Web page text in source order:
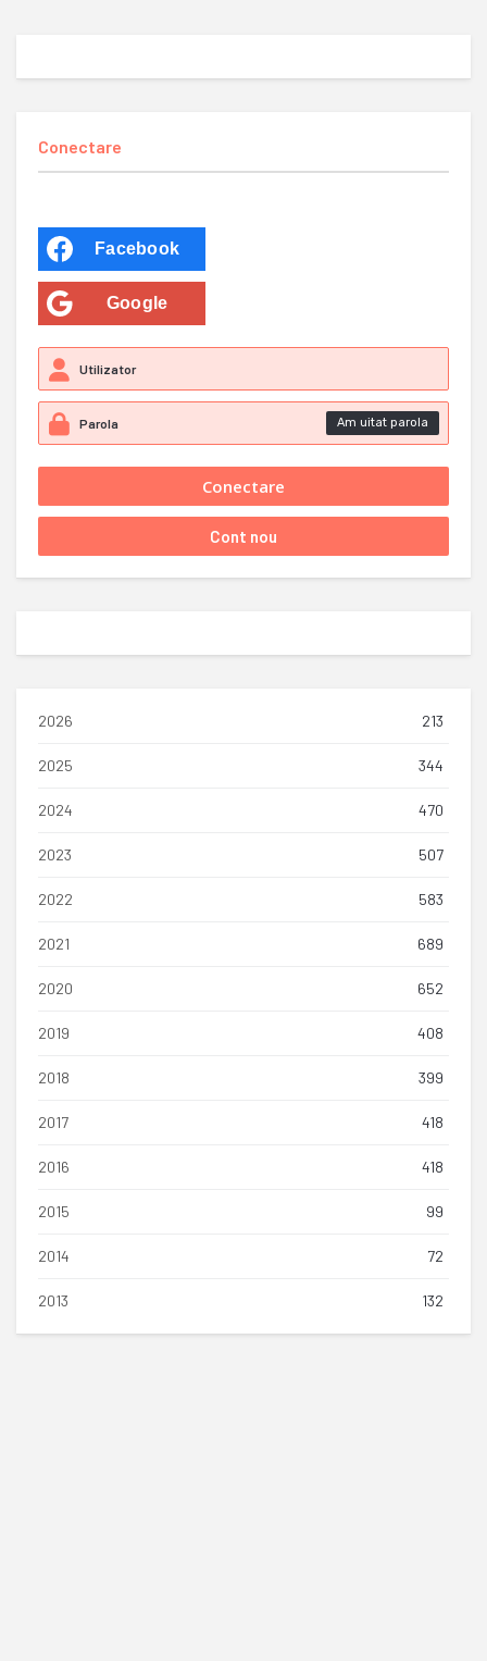
Conectare
Facebook
Google
Am uitat parola
2026 213
2025 344
2024 470
2023 507
2022 583
2021 689
2020 652
2019 408
2018 399
2017 418
2016 418
2015 99
2014 72
2013 132